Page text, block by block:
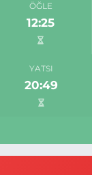
ÖĞLE
12:25
YATSI
20:49